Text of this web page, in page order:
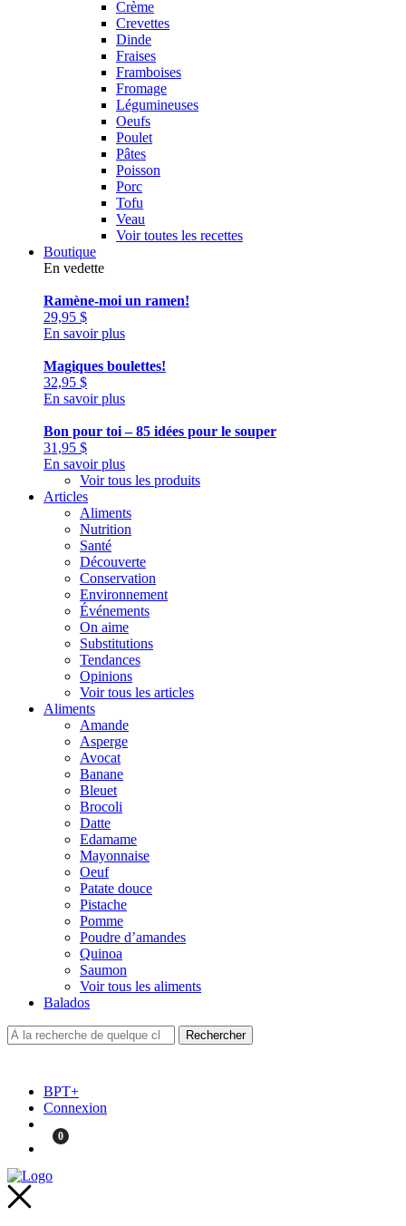
Crème
Crevettes
Dinde
Fraises
Framboises
Fromage
Légumineuses
Oeufs
Poulet
Pâtes
Poisson
Porc
Tofu
Veau
Voir toutes les recettes
Boutique
En vedette
Ramène-moi un ramen!
29,95 $
En savoir plus
Magiques boulettes!
32,95 $
En savoir plus
Bon pour toi – 85 idées pour le souper
31,95 $
En savoir plus
Voir tous les produits
Articles
Aliments
Nutrition
Santé
Découverte
Conservation
Environnement
Événements
On aime
Substitutions
Tendances
Opinions
Voir tous les articles
Aliments
Amande
Asperge
Avocat
Banane
Bleuet
Brocoli
Datte
Edamame
Mayonnaise
Oeuf
Patate douce
Pistache
Pomme
Poudre d’amandes
Quinoa
Saumon
Voir tous les aliments
Balados
BPT+
Connexion
0